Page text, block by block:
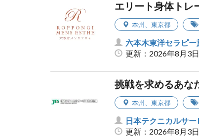
エリート身体トレ
本州、 東京都
六本木東洋セラピー
更新：2026年8月3日
挑戦を求めるあな
本州、 東京都
日本テクニカルサ
更新：2026年8月3日